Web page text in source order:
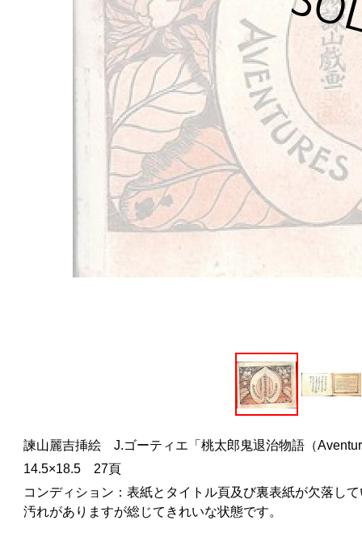
諫山麗吉挿絵 J.ゴーティエ「桃太郎鬼退治物語（
14.5×18.5 27頁
コンディション：表紙とタイトル頁及び裏表紙が欠落し
汚れがありますが総じてきれいな状態です。